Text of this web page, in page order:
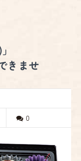
きませ
0